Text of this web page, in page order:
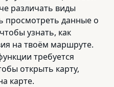
различать виды
просмотреть данные о
узнать, как
на твоём маршруте.
требуется
открыть карту,
карте.